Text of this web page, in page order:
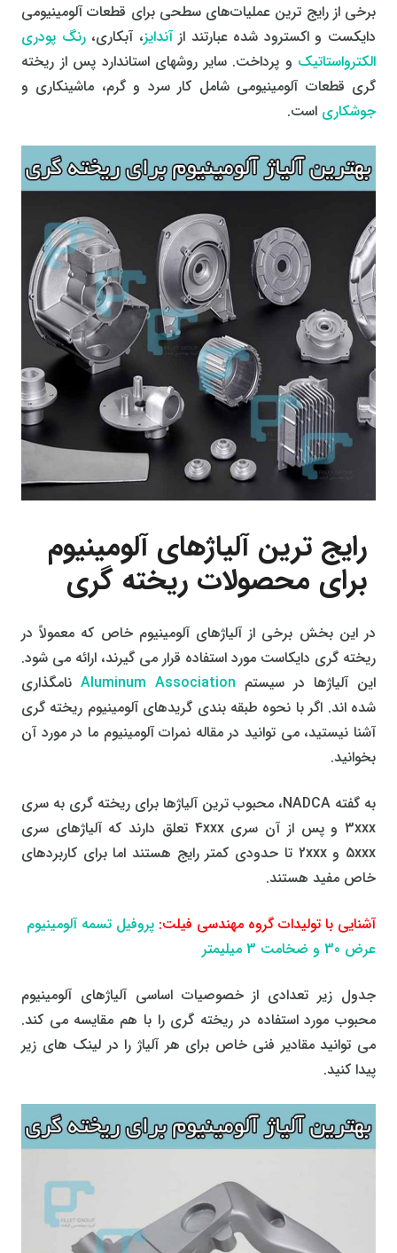
برخی از رایج ترین عملیات‌های سطحی برای قطعات آلومینیومی
دایکست و اکسترود شده عبارتند ازآندایز، آبکاری،رنگ پودری
الکترواستاتیک و پرداخت. سایر روشهای استاندارد پس از ریخته
گری قطعات آلومینیومی شامل کار سرد و گرم، ماشینکاری و
جوشکاری است.
رایج ترین آلیاژهای آلومینیوم
برای محصولات ریخته گری
در این بخش برخی از آلیاژهای آلومینیوم خاص که معمولاً در
ریخته گری دایکاست مورد استفاده قرار می گیرند، ارائه می شود.
این آلیاژها در سیستم Aluminum Association نامگذاری
شده اند. اگر با نحوه طبقه بندی گریدهای آلومینیوم ریخته گری
آشنا نیستید، می توانید در مقاله نمرات آلومینیوم ما در مورد آن
بخوانید.
به گفته NADCA، محبوب ترین آلیاژها برای ریخته گری به سری
3xxx و پس از آن سری 4xxx تعلق دارند که آلیاژهای سری
5xxx و 2xxx تا حدودی کمتر رایج هستند اما برای کاربردهای
خاص مفید هستند.
آشنایی با تولیدات گروه مهندسی فیلت: پروفیل تسمه آلومینیوم
عرض 30 و ضخامت 3 میلیمتر
جدول زیر تعدادی از خصوصیات اساسی آلیاژهای آلومینیوم
محبوب مورد استفاده در ریخته گری را با هم مقایسه می کند.
می توانید مقادیر فنی خاص برای هر آلیاژ را در لینک های زیر
پیدا کنید.